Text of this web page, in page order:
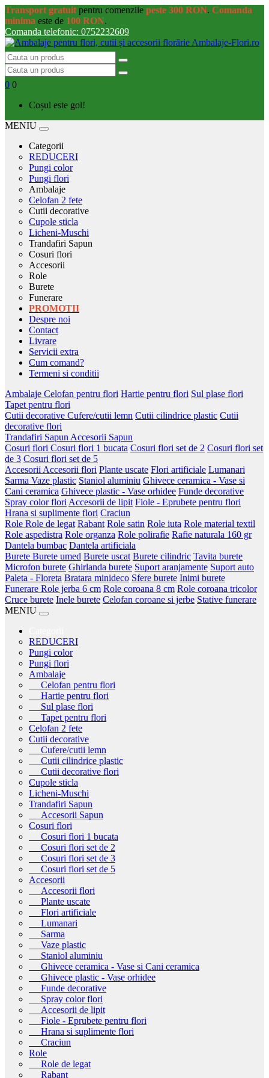
Transport gratuit pentru comenzile peste 300 RON. Comanda
minima este de 100 RON.
Comanda telefonic: 0752232609
0 0
Coșul este gol!
MENIU
Categorii
REDUCERI
Pungi color
Pungi flori
Ambalaje
Celofan 2 fete
Cutii decorative
Cupole sticla
Licheni-Muschi
Trandafiri Sapun
Cosuri flori
Accesorii
Role
Burete
Funerare
PROMOTII
Despre noi
Contact
Livrare
Servicii extra
Cum comand?
Termeni si conditii
Ambalaje Celofan pentru flori Hartie pentru flori Sul plase flori
Tapet pentru flori
Cutii decorative Cufere/cutii lemn Cutii cilindrice plastic Cutii
decorative flori
Trandafiri Sapun Accesorii Sapun
Cosuri flori Cosuri flori 1 bucata Cosuri flori set de 2 Cosuri flori set
de 3 Cosuri flori set de 5
Accesorii Accesorii flori Plante uscate Flori artificiale Lumanari
Sarma Vaze plastic Staniol aluminiu Ghivece ceramica - Vase si
Cani ceramica Ghivece plastic - Vase orhidee Funde decorative
Spray color flori Accesorii de lipit Fiole - Eprubete pentru flori
Hrana si suplimente flori Craciun
Role Role de legat Rabant Role satin Role iuta Role material textil
Role aspedistra Role organza Role polirafie Rafie naturala 160 gr
Dantela bumbac Dantela artificiala
Burete Burete umed Burete uscat Burete cilindric Tavita burete
Microfon burete Ghirlanda burete Suport aranjamente Suport auto
Paleta - Floreta Bratara minideco Sfere burete Inimi burete
Funerare Role jerba 6 cm Role coroana 8 cm Role coroana tricolor
Cruce burete Inele burete Celofan coroane si jerbe Stative funerare
MENIU
REDUCERI
Pungi color
Pungi flori
Ambalaje
Celofan pentru flori
Hartie pentru flori
Sul plase flori
Tapet pentru flori
Celofan 2 fete
Cutii decorative
Cufere/cutii lemn
Cutii cilindrice plastic
Cutii decorative flori
Cupole sticla
Licheni-Muschi
Trandafiri Sapun
Accesorii Sapun
Cosuri flori
Cosuri flori 1 bucata
Cosuri flori set de 2
Cosuri flori set de 3
Cosuri flori set de 5
Accesorii
Accesorii flori
Plante uscate
Flori artificiale
Lumanari
Sarma
Vaze plastic
Staniol aluminiu
Ghivece ceramica - Vase si Cani ceramica
Ghivece plastic - Vase orhidee
Funde decorative
Spray color flori
Accesorii de lipit
Fiole - Eprubete pentru flori
Hrana si suplimente flori
Craciun
Role
Role de legat
Rabant